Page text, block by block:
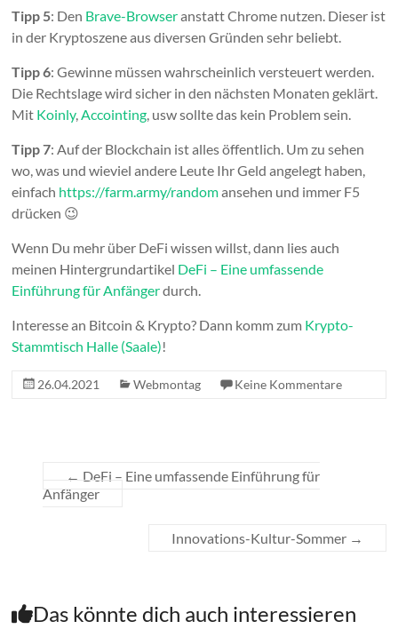
Tipp 5: Den Brave-Browseranstatt Chrome nutzen. Dieser ist
in der Kryptoszene aus diversen Gründen sehr beliebt.
Tipp 6: Gewinne müssen wahrscheinlich versteuert werden.
Die Rechtslage wird sicher in den nächsten Monaten geklärt.
Mit Koinly, Accointing , usw sollte das kein Problem sein.
Tipp 7: Auf der Blockchain ist alles öffentlich. Um zu sehen
wo, was und wieviel andere Leute Ihr Geld angelegt haben,
einfach https://farm.army/randomansehen und immer F5
drücken 😉
Wenn Du mehr über DeFi wissen willst, dann lies auch
meinen Hintergrundartikel DeFi – Eine umfassende
Einführung für Anfängerdurch.
Interesse an Bitcoin & Krypto? Dann komm zum Krypto-
Stammtisch Halle (Saale)!
26.04.2021 Webmontag Keine Kommentare
← DeFi – Eine umfassende Einführung für
Anfänger
Innovations-Kultur-Sommer →
Das könnte dich auch interessieren